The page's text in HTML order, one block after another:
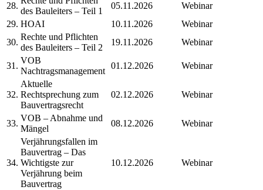
28.
des Bauleiters – Teil 1
05.11.2026
Webinar
29. HOAI 10.11.2026
Webinar
30.
Rechte und Pflichten
des Bauleiters – Teil 2
19.11.2026 Webinar
31.
VOB
Nachtragsmanagement
01.12.2026 Webinar
32.
Aktuelle
Rechtsprechung zum
Bauvertragsrecht
02.12.2026 Webinar
33.
VOB – Abnahme und
Mängel
08.12.2026 Webinar
34.
Verjährungsfallen im
Bauvertrag – Das
Wichtigste zur
Verjährung beim
Bauvertrag
10.12.2026 Webinar